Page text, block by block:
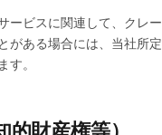
ービスに関連して、クレ
がある場合には、当社所
す。